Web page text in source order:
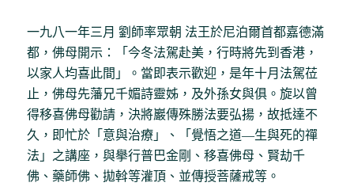
一九八一年三月 劉師率眾朝 法王於尼泊爾首都嘉德滿
都，佛母開示：「今冬法駕赴美，行時將先到香港，
以家人均喜此間」。當即表示歡迎，是年十月法駕莅
止，佛母先藩兄千媚詩靈姊，及外孫女與俱。旋以曾
得移喜佛母勸請，決將巖傳殊勝法要弘揚，故抵達不
久，即忙於「意與治療」、「覺悟之道—生與死的禪
法」之講座，與擧行普巴金剛、移喜佛母、賢劫千
佛、藥師佛、拋斡等灌頂、並傳授菩薩戒等。